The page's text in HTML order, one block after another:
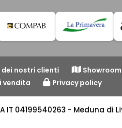
dei nostri clienti Showroom
vendita
Privacy policy
IT 04199540263 - Meduna